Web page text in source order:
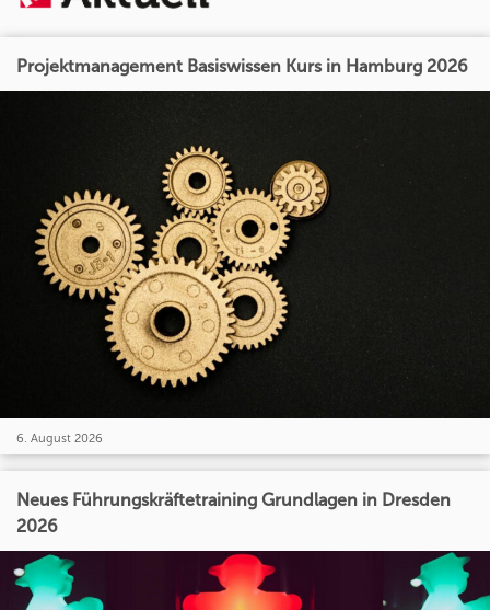
Projektmanagement Basiswissen Kurs in Hamburg 2026
6. August 2026
Neues Führungskräftetraining Grundlagen in Dresden
2026